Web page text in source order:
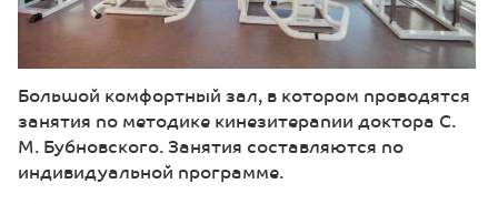
Большой комфортный зал, в котором проводятся
занятия по методике кинезитерапии доктора С.
М. Бубновского. Занятия составляются по
индивидуальной программе.